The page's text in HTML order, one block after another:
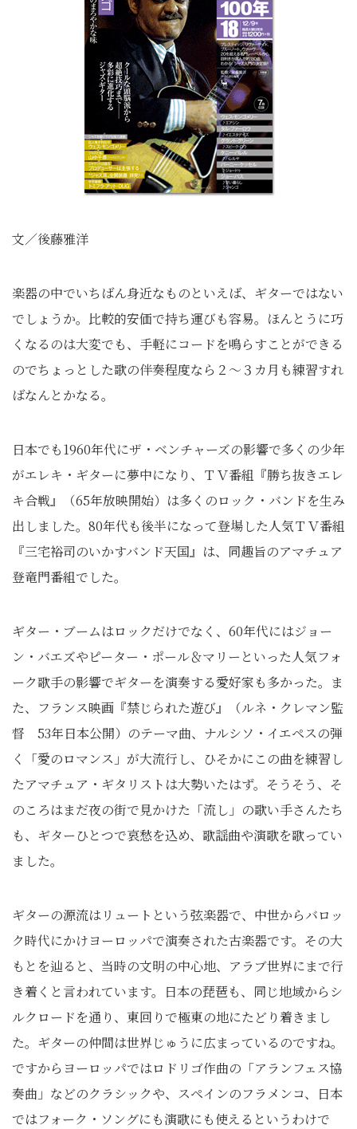
文／後藤雅洋
楽器の中でいちばん身近なものといえば、ギターではない
でしょうか。比較的安価で持ち運びも容易。ほんとうに巧
くなるのは大変でも、手軽にコードを鳴らすことができる
のでちょっとした歌の伴奏程度なら２～３カ月も練習すれ
ばなんとかなる。
日本でも1960年代にザ・ベンチャーズの影響で多くの少年
がエレキ・ギターに夢中になり、ＴＶ番組『勝ち抜きエレ
キ合戦』（65年放映開始）は多くのロック・バンドを生み
出しました。80年代も後半になって登場した人気ＴＶ番組
『三宅裕司のいかすバンド天国』は、同趣旨のアマチュア
登竜門番組でした。
ギター・ブームはロックだけでなく、60年代にはジョー
ン・バエズやピーター・ポール＆マリーといった人気フォ
ーク歌手の影響でギターを演奏する愛好家も多かった。ま
た、フランス映画『禁じられた遊び』（ルネ・クレマン監
督 53年日本公開）のテーマ曲、ナルシソ・イエペスの弾
く「愛のロマンス」が大流行し、ひそかにこの曲を練習し
たアマチュア・ギタリストは大勢いたはず。そうそう、そ
のころはまだ夜の街で見かけた「流し」の歌い手さんたち
も、ギターひとつで哀愁を込め、歌謡曲や演歌を歌ってい
ました。
ギターの源流はリュートという弦楽器で、中世からバロッ
ク時代にかけヨーロッパで演奏された古楽器です。その大
もとを辿ると、当時の文明の中心地、アラブ世界にまで行
き着くと言われています。日本の琵琶も、同じ地域からシ
ルクロードを通り、東回りで極東の地にたどり着きまし
た。ギターの仲間は世界じゅうに広まっているのですね。
ですからヨーロッパではロドリゴ作曲の「アランフェス協
奏曲」などのクラシックや、スペインのフラメンコ、日本
ではフォーク・ソングにも演歌にも使えるというわけで